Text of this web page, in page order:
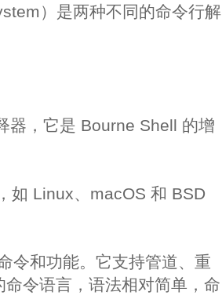
）是两种不同的命令行解
器，它是 Bourne Shell 的增
如 Linux、macOS 和 BSD
令和功能。它支持管道、重
令语言，语法相对简单，命